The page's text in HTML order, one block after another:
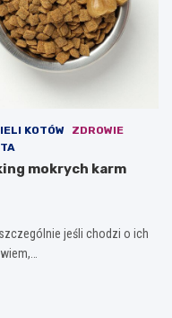
KOTÓW
ZDROWIE
mokrych karm
jeśli chodzi o ich